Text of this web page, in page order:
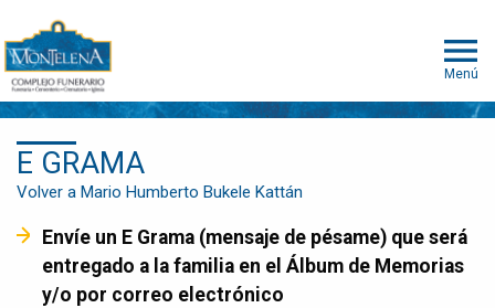
Menú
E GRAMA
Volver a Mario Humberto Bukele Kattán
Envíe un E Grama (mensaje de pésame) que será
entregado a la familia en el Álbum de Memorias
y/o por correo electrónico